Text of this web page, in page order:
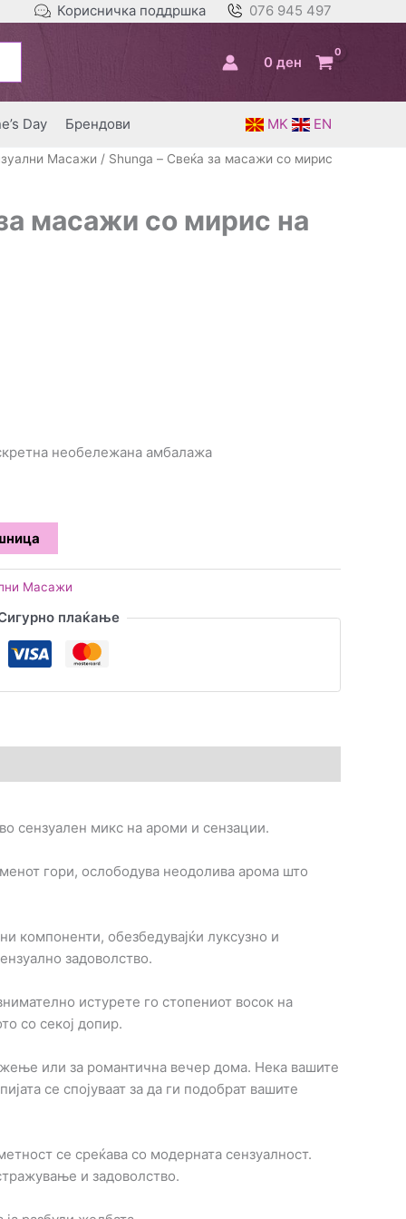
Корисничка поддршка 076 945 497
0 ден
Day Брендови MK EN
Масажи / Shunga – Свеќа за масажи со мирис
масажи со мирис на
необележана амбалажа
Масажи
плаќање
сензуален микс на ароми и сензации.
гори, ослободува неодолива арома што
компоненти, обезбедувајќи луксузно и
задоволство.
истурете го стопениот восок на
со секој допир.
или за романтична вечер дома. Нека вашите
се спојуваат за да ги подобрат вашите
се среќава со модерната сензуалност.
и задоволство.